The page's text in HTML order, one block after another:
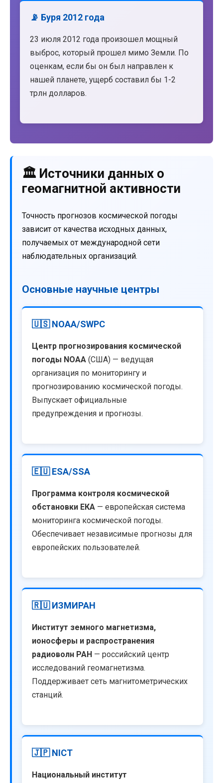
📡 Буря 2012 года
23 июля 2012 года произошел мощный
выброс, который прошел мимо Земли. По
оценкам, если бы он был направлен к
нашей планете, ущерб составил бы 1-2
трлн долларов.
🏛️ Источники данных о
геомагнитной активности
Точность прогнозов космической погоды
зависит от качества исходных данных,
получаемых от международной сети
наблюдательных организаций.
Основные научные центры
🇺🇸 NOAA/SWPC
Центр прогнозирования космической
погоды NOAA (США) — ведущая
организация по мониторингу и
прогнозированию космической погоды.
Выпускает официальные
предупреждения и прогнозы.
🇪🇺 ESA/SSA
Программа контроля космической
обстановки ЕКА — европейская система
мониторинга космической погоды.
Обеспечивает независимые прогнозы для
европейских пользователей.
🇷🇺 ИЗМИРАН
Институт земного магнетизма,
ионосферы и распространения
радиоволн РАН — российский центр
исследований геомагнетизма.
Поддерживает сеть магнитометрических
станций.
🇯🇵 NICT
Национальный институт